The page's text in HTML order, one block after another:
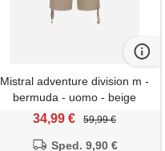
Mistral adventure division m -
bermuda - uomo - beige
34,99 € 59,99 €
Sped. 9,90 €